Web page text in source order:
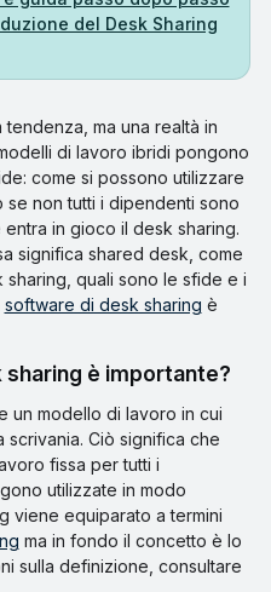
del Desk Sharing
ma una realtà in
di lavoro ibridi pongono
come si possono utilizzare
non tutti i dipendenti sono
in gioco il desk sharing.
significa shared desk, come
quali sono le sfide e i
software di desk sharing è
sharing è importante?
un modello di lavoro in cui
Ciò significa che
fissa per tutti i
utilizzate in modo
viene equiparato a termini
ma in fondo il concetto è lo
sulla definizione, consultare